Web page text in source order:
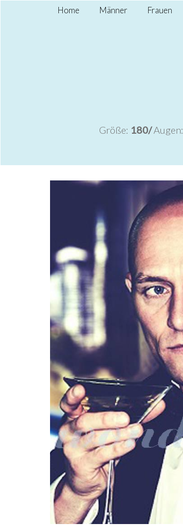
Home Männer Frauen
Größe: 180/Augen: